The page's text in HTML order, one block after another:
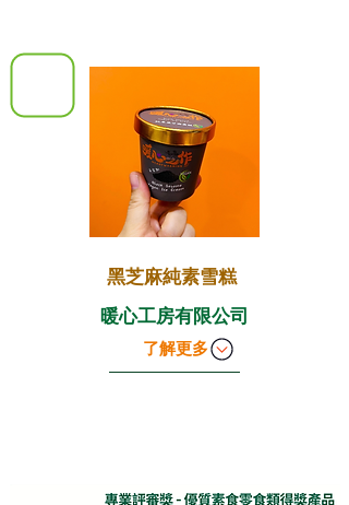
暖心工房有限公司
黑芝麻純素雪糕
了解更多